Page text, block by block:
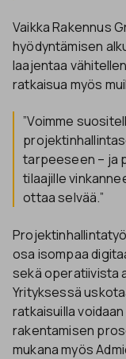
Vaikka Rakennus
hyödyntämisen
laajentaa
ratkaisua myös
”Voimme
tarpeeseen – ja
tilaajille
ottaa selvää.”
osa isompaa
sekä operatiivista
Yrityksessä
ratkaisuilla
rakentamisen
mukana myös